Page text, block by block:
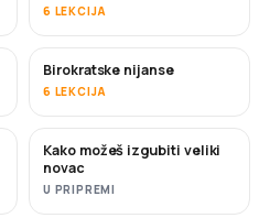
6 LEKCIJA
Birokratske nijanse
6 LEKCIJA
USKORO
Kako možeš izgubiti veliki
novac
U PRIPREMI